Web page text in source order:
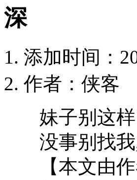
深
添加时间：
作者：侠客
妹子别这
没事别找
【本文由